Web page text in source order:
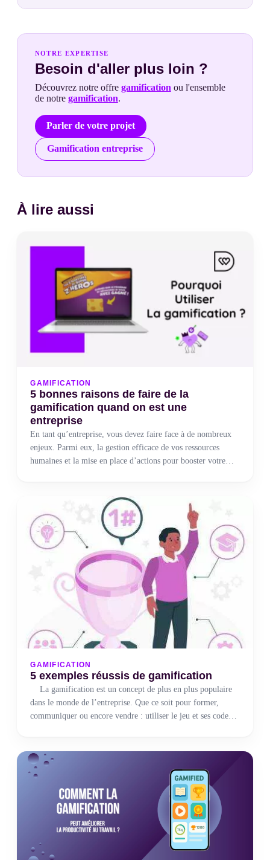
NOTRE EXPERTISE
Besoin d'aller plus loin ?
Découvrez notre offre gamification ou l'ensemble
de notre gamification.
Parler de votre projet
Gamification entreprise
À lire aussi
GAMIFICATION
5 bonnes raisons de faire de la
gamification quand on est une
entreprise
En tant qu’entreprise, vous devez faire face à de nombreux
enjeux. Parmi eux, la gestion efficace de vos ressources
humaines et la mise en place d’actions pour booster votre
GAMIFICATION
5 exemples réussis de gamification
La gamification est un concept de plus en plus populaire
dans le monde de l’entreprise. Que ce soit pour former,
communiquer ou encore vendre : utiliser le jeu et ses codes
partager les gamifications préférées de l’agence.